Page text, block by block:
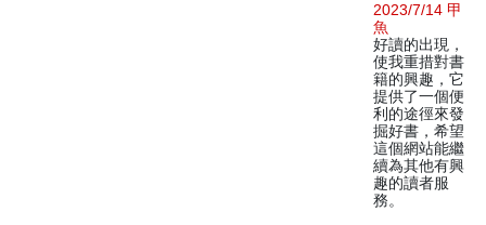
2023/7/14 甲
魚
好讀的出現，
使我重措對書
籍的興趣，它
提供了一個便
利的途徑來發
掘好書，希望
這個網站能繼
續為其他有興
趣的讀者服
務。